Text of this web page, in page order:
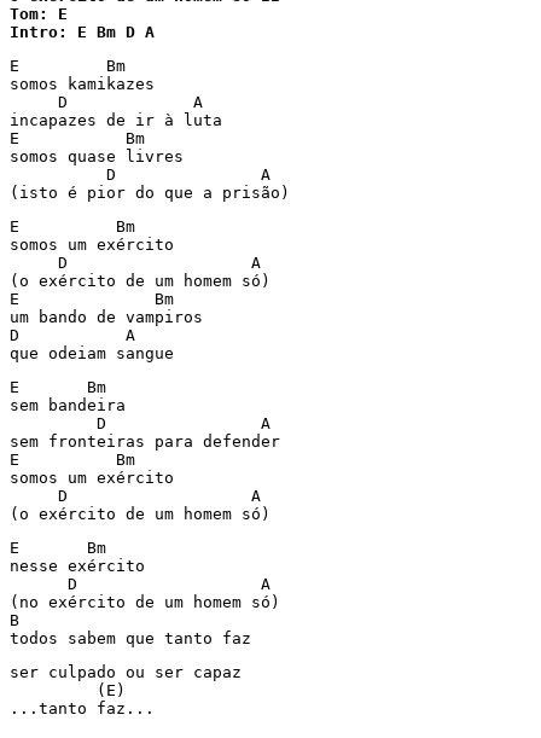
Tom: E
Intro: E Bm D A
E         Bm
somos kamikazes
     D             A
incapazes de ir à luta
E           Bm
somos quase livres
          D               A
E          Bm
somos um exército
     D                   A
(o exército de um homem só)
E              Bm
um bando de vampiros
D           A
E       Bm
sem bandeira
         D                A
sem fronteiras para defender
E          Bm
somos um exército
     D                   A
E       Bm
nesse exército
      D                   A
(no exército de um homem só)
B
todos sabem que tanto faz
ser culpado ou ser capaz
         (E)
...tanto faz...